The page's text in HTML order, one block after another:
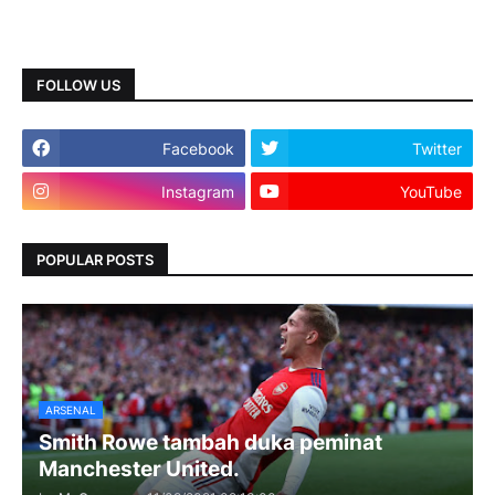
FOLLOW US
Facebook Twitter
Instagram YouTube
POPULAR POSTS
ARSENAL
Smith Rowe tambah duka peminat
Manchester United.